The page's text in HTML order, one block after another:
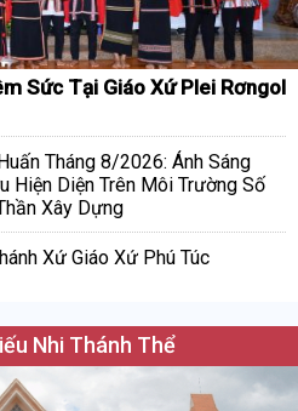
Sức Tại Giáo Xứ Plei Rơngol
Tháng 8/2026: Ánh Sáng
Hiện Diện Trên Môi Trường Số
Xây Dựng
Xứ Giáo Xứ Phú Túc
Nhi Thánh Thể